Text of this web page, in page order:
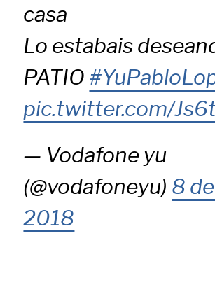
casa
Lo estabais
PATIO
pic.twitter.com/
— Vodafone yu
(@vodafoneyu) 8
2018